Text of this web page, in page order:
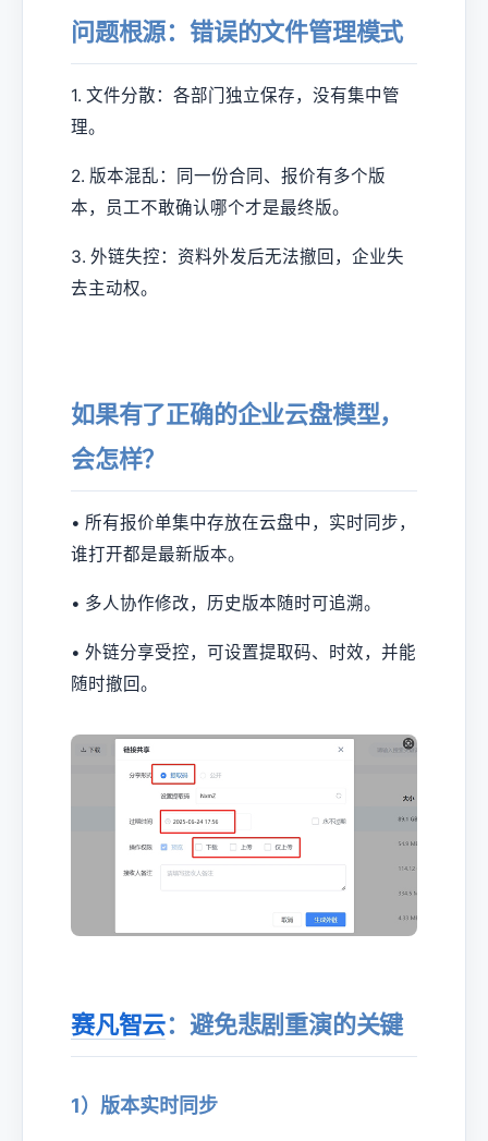
问题根源：错误的文件管理模式
1. 文件分散：各部门独立保存，没有集中管
理。
2. 版本混乱：同一份合同、报价有多个版
本，员工不敢确认哪个才是最终版。
3. 外链失控：资料外发后无法撤回，企业失
去主动权。
如果有了正确的企业云盘模型，
会怎样？
• 所有报价单集中存放在云盘中，实时同步，
谁打开都是最新版本。
• 多人协作修改，历史版本随时可追溯。
• 外链分享受控，可设置提取码、时效，并能
随时撤回。
赛凡智云：避免悲剧重演的关键
1）版本实时同步